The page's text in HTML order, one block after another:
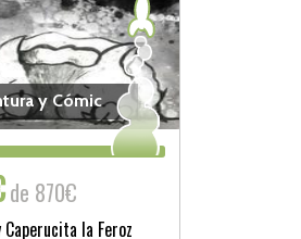
y Cómic
de 870€
Caperucita la Feroz